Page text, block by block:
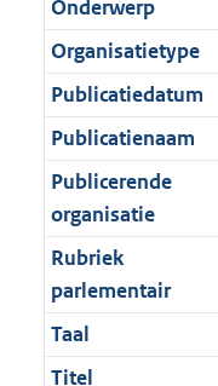
Onderwerp
Organisatietype
Publicatiedatum
Publicatienaam
Publicerende
organisatie
Rubriek
parlementair
Taal
Titel